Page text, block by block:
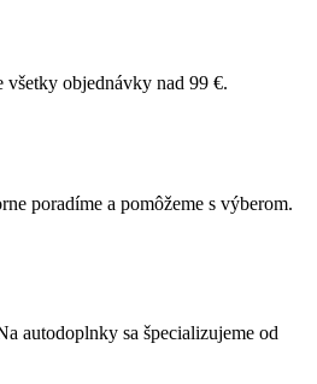
všetky objednávky nad 99 €.
poradíme a pomôžeme s výberom.
autodoplnky sa špecializujeme od